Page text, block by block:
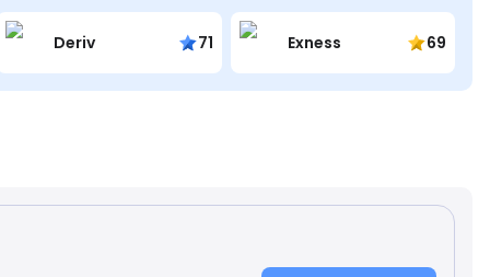
Deriv 71 Exness 69